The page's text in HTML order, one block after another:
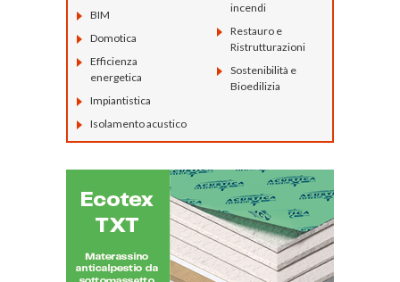
BIM
Domotica
Efficienza
energetica
Impiantistica
Isolamento acustico
incendi
Restauro e
Ristrutturazioni
Sostenibilità e
Bioedilizia